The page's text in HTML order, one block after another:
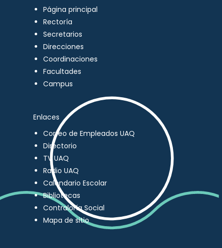
Página principal
Rectoría
Secretarios
Direcciones
Coordinaciones
Facultades
Campus
Enlaces
Correo de Empleados UAQ
Directorio
TV UAQ
Radio UAQ
Calendario Escolar
Bibliotecas
Contraloría Social
Mapa de sitio